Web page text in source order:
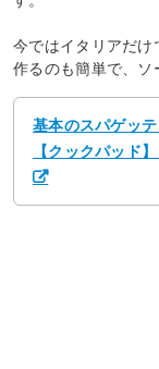
今ではイタリアだけ
作るのも簡単で、ソ
基本のスパゲッ
【クックパッド